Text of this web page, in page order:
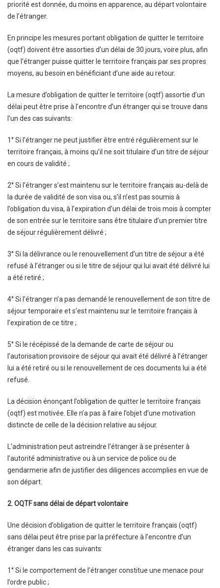
priorité est donnée, du moins en apparence, au départ volontaire
de l’étranger.
En principe les mesures portant obligation de quitter le territoire
(oqtf) doivent être assorties d’un délai de 30 jours, voire plus, afin
que l’étranger puisse quitter le territoire français par ses propres
moyens, au besoin en bénéficiant d’une aide au retour.
La mesure d’obligation de quitter le territoire (oqtf) assortie d’un
délai peut être prise à l’encontre d’un étranger qui se trouve dans
l’un des cas suivants:
1° Si l’étranger ne peut justifier être entré régulièrement sur le
territoire français, à moins qu’il ne soit titulaire d’un titre de séjour
en cours de validité ;
2° Si l’étranger s’est maintenu sur le territoire français au-delà de
la durée de validité de son visa ou, s’il n’est pas soumis à
l’obligation du visa, à l’expiration d’un délai de trois mois à compter
de son entrée sur le territoire sans être titulaire d’un premier titre
de séjour régulièrement délivré ;
3° Si la délivrance ou le renouvellement d’un titre de séjour a été
refusé à l’étranger ou si le titre de séjour qui lui avait été délivré lui
a été retiré ;
4° Si l’étranger n’a pas demandé le renouvellement de son titre de
séjour temporaire et s’est maintenu sur le territoire français à
l’expiration de ce titre ;
5° Si le récépissé de la demande de carte de séjour ou
l’autorisation provisoire de séjour qui avait été délivré à l’étranger
lui a été retiré ou si le renouvellement de ces documents lui a été
refusé.
La décision énonçant l’obligation de quitter le territoire français
(oqtf) est motivée. Elle n’a pas à faire l’objet d’une motivation
distincte de celle de la décision relative au séjour.
L’administration peut astreindre l’étranger à se présenter à
l’autorité administrative ou à un service de police ou de
gendarmerie afin de justifier des diligences accomplies en vue de
son départ.
2. OQTF sans délai de départ volontaire
Une décision d’obligation de quitter le territoire français (oqtf)
sans délai peut être prise par la préfecture à l’encontre d’un
étranger dans les cas suivants:
1° Si le comportement de l’étranger constitue une menace pour
l’ordre public ;